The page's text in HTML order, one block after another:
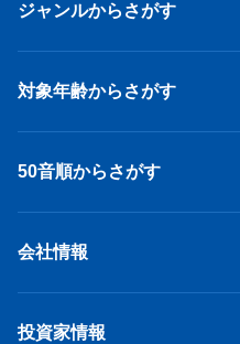
ジャンルからさがす
対象年齢からさがす
50音順からさがす
会社情報
投資家情報